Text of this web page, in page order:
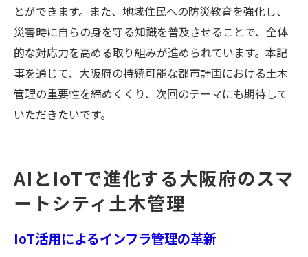
とができます。また、地域住民への防災教育を強化し、
災害時に自らの身を守る知識を普及させることで、全体
的な対応力を高める取り組みが進められています。本記
事を通じて、大阪府の持続可能な都市計画における土木
管理の重要性を締めくくり、次回のテーマにも期待して
いただきたいです。
AIとIoTで進化する大阪府のスマ
ートシティ土木管理
IoT活用によるインフラ管理の革新